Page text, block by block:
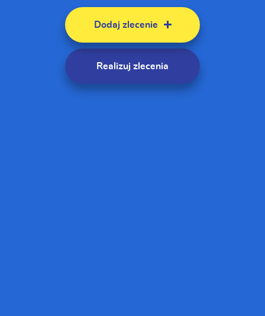
Dodaj zlecenie
Realizuj zlecenia